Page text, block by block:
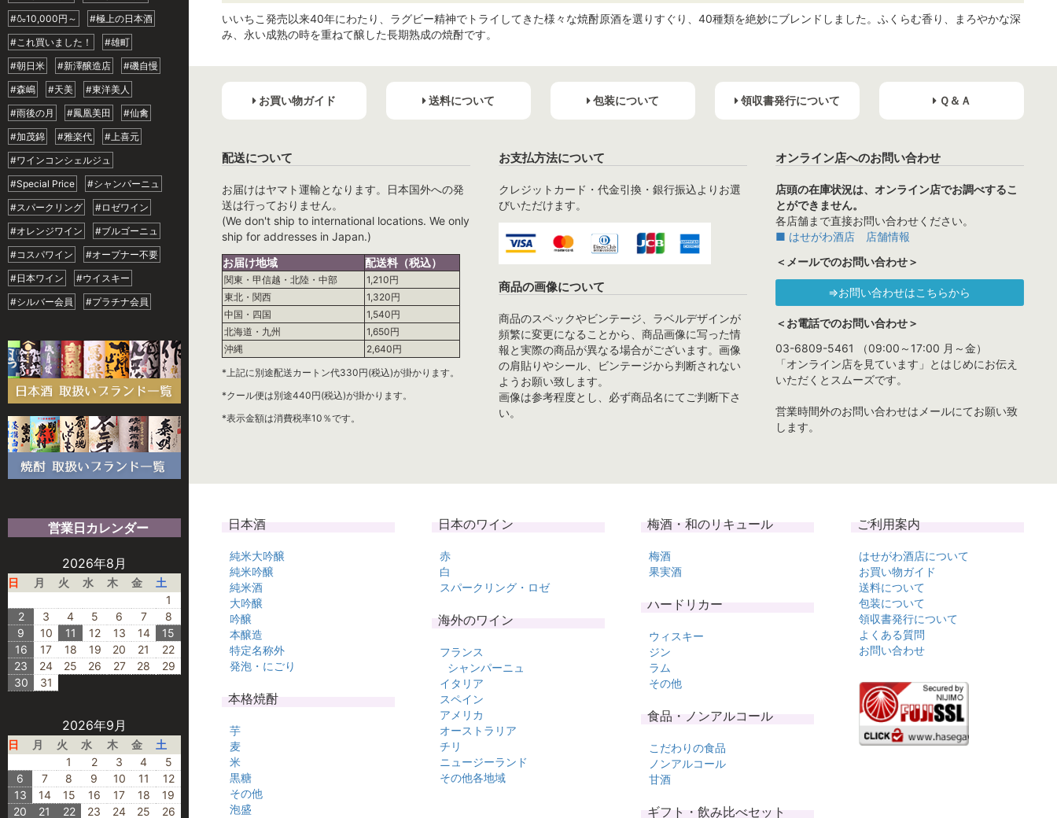
#🍶10,000円～
#極上の日本酒
#これ買いました！
#雄町
#朝日米
#新澤醸造店
#磯自慢
#森嶋
#天美
#東洋美人
#雨後の月
#鳳凰美田
#仙禽
#加茂錦
#雅楽代
#上喜元
#ワインコンシェルジュ
#Special Price
#シャンパーニュ
#スパークリング
#ロゼワイン
#オレンジワイン
#ブルゴーニュ
#コスパワイン
#オープナー不要
#日本ワイン
#ウイスキー
#シルバー会員
#プラチナ会員
営業日カレンダー
2026年8月
日 月 火 水 木 金
土
1
2
3 4 5 6 7
8
9
10 11 12 13 14
15
16
17 18 19 20 21
22
23
24 25 26 27 28
29
30
31
2026年9月
日 月 火 水 木 金
土
1
2 3 4
5
6
7 8 9 10 11
12
13
14 15 16 17 18
19
20
21 22 23 24 25 26
いいちこ発売以来40年にわたり、ラグビー精神でトライしてきた様々な焼酎原酒を選りすぐり、40種類を絶妙にブレンドしました。ふくらむ香り、まろやかな深
み、永い成熟の時を重ねて醸した長期熟成の焼酎です。
お買い物ガイド 送料について 包装について 領収書発行について Ｑ＆Ａ
配送について
お届けはヤマト運輸となります。日本国外への発
送は行っておりません。
(We don't ship to international locations. We only
ship for addresses in Japan.)
お届け地域
配送料（税込）
関東・甲信越・北陸・中部
1,210円
東北・関西
1,320円
中国・四国
1,540円
北海道・九州
1,650円
沖縄
2,640円
*上記に別途配送カートン代330円(税込)が掛かります。
*クール便は別途440円(税込)が掛かります。
*表示金額は消費税率10％です。
お支払方法について
クレジットカード・代金引換・銀行振込よりお選
びいただけます。
商品の画像について
商品のスペックやビンテージ、ラベルデザインが
頻繁に変更になることから、商品画像に写った情
報と実際の商品が異なる場合がございます。画像
の肩貼りやシール、ビンテージから判断されない
ようお願い致します。
画像は参考程度とし、必ず商品名にてご判断下さ
い。
オンライン店へのお問い合わせ
店頭の在庫状況は、オンライン店でお調べするこ
とができません。
各店舗まで直接お問い合わせください。
■ はせがわ酒店 店舗情報
＜メールでのお問い合わせ＞
⇒お問い合わせはこちらから
＜お電話でのお問い合わせ＞
03-6809-5461 （09:00～17:00 月～金）
「オンライン店を見ています」とはじめにお伝え
いただくとスムーズです。
営業時間外のお問い合わせはメールにてお願い致
します。
日本酒
純米大吟醸
純米吟醸
純米酒
大吟醸
吟醸
本醸造
特定名称外
発泡・にごり
本格焼酎
芋
麦
米
黒糖
その他
泡盛
日本のワイン
赤
白
スパークリング・ロゼ
海外のワイン
フランス
シャンパーニュ
イタリア
スペイン
アメリカ
オーストラリア
チリ
ニュージーランド
その他各地域
梅酒・和のリキュール
梅酒
果実酒
ハードリカー
ウィスキー
ジン
ラム
その他
食品・ノンアルコール
こだわりの食品
ノンアルコール
甘酒
ギフト・飲み比べセット
ご利用案内
はせがわ酒店について
お買い物ガイド
送料について
包装について
領収書発行について
よくある質問
お問い合わせ